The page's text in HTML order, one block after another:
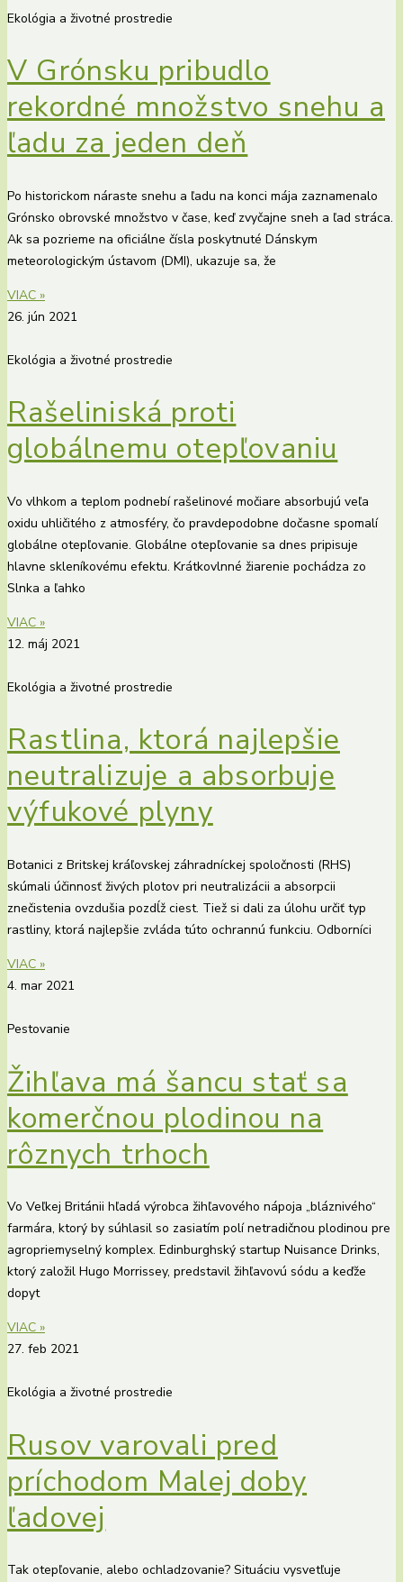
Ekológia a životné prostredie
V Grónsku pribudlo
rekordné množstvo snehu a
ľadu za jeden deň
Po historickom náraste snehu a ľadu na konci mája zaznamenalo
Grónsko obrovské množstvo v čase, keď zvyčajne sneh a ľad stráca.
Ak sa pozrieme na oficiálne čísla poskytnuté Dánskym
meteorologickým ústavom (DMI), ukazuje sa, že
VIAC »
26. jún 2021
Ekológia a životné prostredie
Rašeliniská proti
globálnemu otepľovaniu
Vo vlhkom a teplom podnebí rašelinové močiare absorbujú veľa
oxidu uhličitého z atmosféry, čo pravdepodobne dočasne spomalí
globálne otepľovanie. Globálne otepľovanie sa dnes pripisuje
hlavne skleníkovému efektu. Krátkovlnné žiarenie pochádza zo
Slnka a ľahko
VIAC »
12. máj 2021
Ekológia a životné prostredie
Rastlina, ktorá najlepšie
neutralizuje a absorbuje
výfukové plyny
Botanici z Britskej kráľovskej záhradníckej spoločnosti (RHS)
skúmali účinnosť živých plotov pri neutralizácii a absorpcii
znečistenia ovzdušia pozdĺž ciest. Tiež si dali za úlohu určiť typ
rastliny, ktorá najlepšie zvláda túto ochrannú funkciu. Odborníci
VIAC »
4. mar 2021
Pestovanie
Žihľava má šancu stať sa
komerčnou plodinou na
rôznych trhoch
Vo Veľkej Británii hľadá výrobca žihľavového nápoja „bláznivého“
farmára, ktorý by súhlasil so zasiatím polí netradičnou plodinou pre
agropriemyselný komplex. Edinburghský startup Nuisance Drinks,
ktorý založil Hugo Morrissey, predstavil žihľavovú sódu a keďže
dopyt
VIAC »
27. feb 2021
Ekológia a životné prostredie
Rusov varovali pred
príchodom Malej doby
ľadovej
Tak otepľovanie, alebo ochladzovanie? Situáciu vysvetľuje